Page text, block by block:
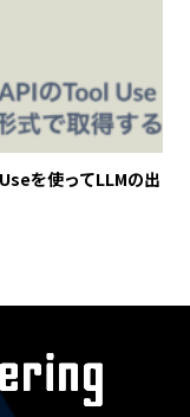
を使ってLLMの出